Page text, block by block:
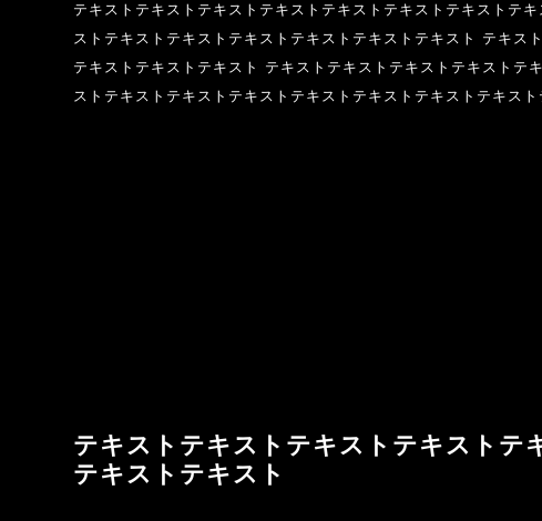
テキストテキストテキストテキストテキストテキストテキストテ
ストテキストテキストテキストテキストテキストテキスト テキス
テキストテキストテキスト テキストテキストテキストテキストテ
ストテキストテキストテキストテキストテキストテキストテキスト
テキストテキストテキストテキストテ
テキストテキスト